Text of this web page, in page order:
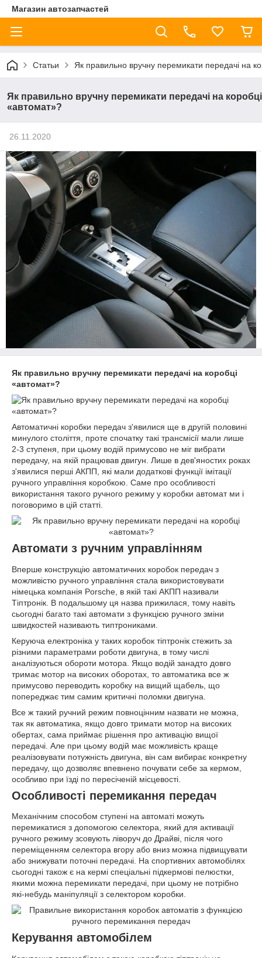
Магазин автозапчастей
Статьи Як правильно вручну перемикати передачі на
Як правильно вручну перемикати передачі на коробці
«автомат»?
26.11.2020
Як правильно вручну перемикати передачі на коробці
«автомат»?
Автоматичні коробки передач з'явилися ще в другій половині
минулого століття, проте спочатку такі трансмісії мали лише
2-3 ступеня, при цьому водій примусово не міг вибрати
передачу, на якій працював двигун. Лише в дев'яностих роках
з'явилися перші АКПП, які мали додаткові функції імітації
ручного управління коробкою. Саме про особливості
використання такого ручного режиму у коробки автомат ми і
поговоримо в цій статті.
Автомати з ручним управлінням
Вперше конструкцію автоматичних коробок передач з
можливістю ручного управління стала використовувати
німецька компанія Porsche, в якій такі АКПП називали
Тіптронік. В подальшому ця назва прижилася, тому навіть
сьогодні багато такі автомати з функцією ручного зміни
швидкостей називають типтрониками.
Керуюча електроніка у таких коробок тіптронік стежить за
різними параметрами роботи двигуна, в тому числі
аналізуються обороти мотора. Якщо водій занадто довго
тримає мотор на високих оборотах, то автоматика все ж
примусово переводить коробку на вищий щабель, що
попереджає тим самим критичні поломки двигуна.
Все ж такий ручний режим повноцінним назвати не можна,
так як автоматика, якщо довго тримати мотор на високих
обертах, сама приймає рішення про активацію вищої
передачі. Але при цьому водій має можливість краще
реалізовувати потужність двигуна, він сам вибирає конкретну
передачу, що дозволяє впевнено почувати себе за кермом,
особливо при їзді по пересіченій місцевості.
Особливості перемикання передач
Механічним способом ступені на автоматі можуть
перемикатися з допомогою селектора, який для активації
ручного режиму зсовують ліворуч до Драйві, після чого
переміщенням селектора вгору або вниз можна підвищувати
або знижувати поточні передачі. На спортивних автомобілях
сьогодні також є на кермі спеціальні підкермові пелюстки,
якими можна перемикати передачі, при цьому не потрібно
які-небудь маніпуляції з селектором коробки.
Керування автомобілем